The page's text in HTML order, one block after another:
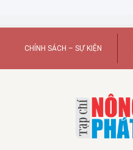
CHÍNH SÁCH – SỰ KIỆN